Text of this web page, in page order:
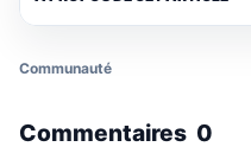
Communauté
Commentaires 0